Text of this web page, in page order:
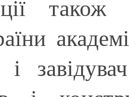
також
і